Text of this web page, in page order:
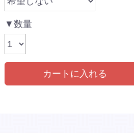
▼数量
カートに入れる